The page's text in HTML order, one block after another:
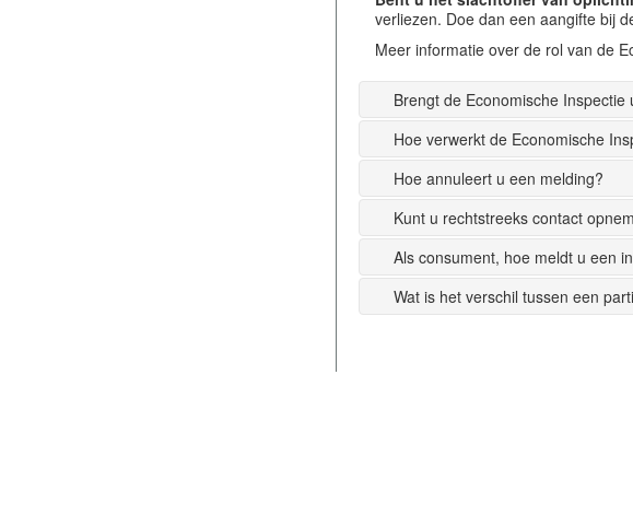
verliezen. Doe dan een aangifte bij
Meer informatie over de rol van de
Brengt de Economische
Hoe verwerkt de Economische
Hoe annuleert u een melding?
Kunt u rechtstreeks contact
Als consument, hoe meldt u een
Wat is het verschil tussen een